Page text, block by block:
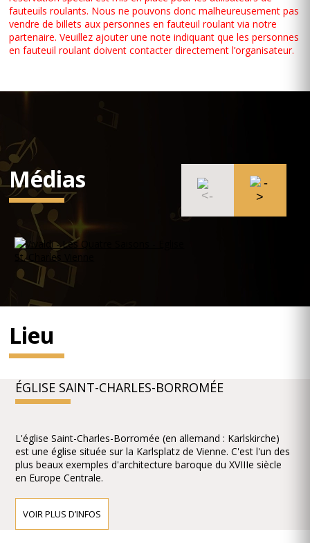
fauteuils roulants. Nous ne pouvons donc malheureusement pas
vendre de billets aux personnes en fauteuil roulant via notre
partenaire. Veuillez ajouter une note indiquant que les personnes
en fauteuil roulant doivent contacter directement l’organisateur.
Médias
Lieu
ÉGLISE SAINT-CHARLES-BORROMÉE
L'église Saint-Charles-Borromée (en allemand : Karlskirche)
est une église située sur la Karlsplatz de Vienne. C'est l'un des
plus beaux exemples d'architecture baroque du XVIIIe siècle
en Europe Centrale.
VOIR PLUS D’INFOS